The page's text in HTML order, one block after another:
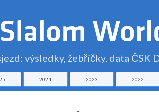
výsledky, žebříčky, data ČSK
2024 2023 2022